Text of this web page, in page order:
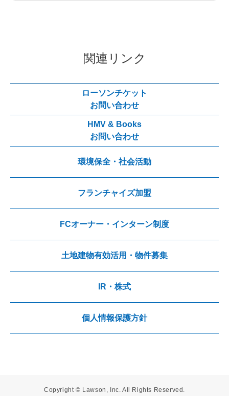
関連リンク
ローソンチケット
お問い合わせ
HMV & Books
お問い合わせ
環境保全・社会活動
フランチャイズ加盟
FCオーナー・インターン制度
土地建物有効活用・物件募集
IR・株式
個人情報保護方針
Copyright © Lawson, Inc. All Rights Reserved.